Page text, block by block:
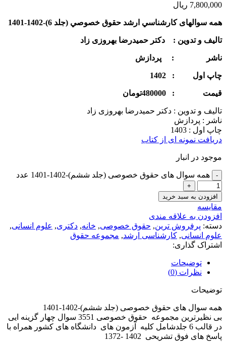
7,800,000 ریال
همه سوال­های كارشناسي ارشد حقوق خصوصي (جلد 6)-1402-1401
تالیف و تدوین : دکتر حمیدرضا بهروزی زاد
ناشر : پردازش
چاپ اول : 1402
قيمت : 480000تومان
تالیف و تدوین : دکتر حمیدرضا بهروزی زاد
ناشر : پردازش
چاپ اول : 1403
دریافت نمونه ای از کتاب
موجود در انبار
همه سوال های حقوق خصوصی (جلد ششم)-1402-1401 عدد
افزودن به سبد خرید
مقايسه
افزودن به علاقه مندی
دسته: پرفروش ترین, حقوق خصوصی, خانه, دکتری, علوم انسانی,
علوم انسانی, کارشناسی ارشد, مجموعه حقوق
اشتراک گذاری:
توضیحات
نظرات (0)
توضیحات
همه سوال های حقوق خصوصی (جلد ششم)-1402-1401
بی نظیرترین مجموعه حقوق خصوصی 3551 سوال چهار گزینه ایی
در قالب 6 جلدشامل کلیه آزمون های دانشگاه های کشور همراه با
پاسخ های فوق تشریحی 1402 -1372